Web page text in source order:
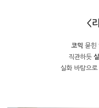
<
코믹 묻힌
직관하듯
실화 바탕으